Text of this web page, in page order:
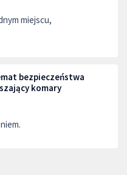
miejscu,
bezpieczeństwa
komary